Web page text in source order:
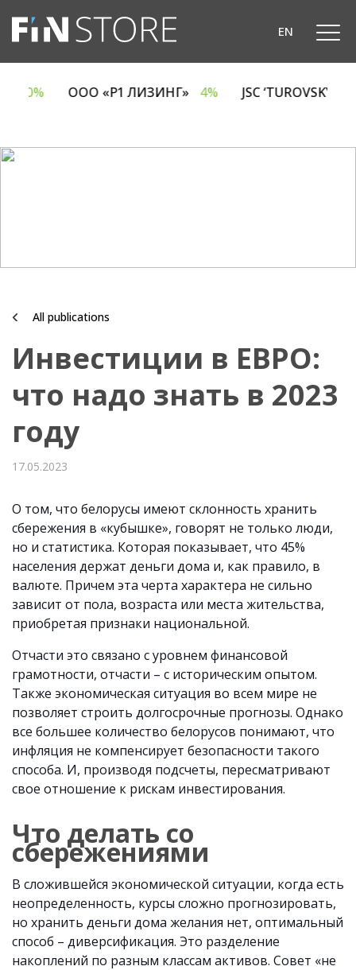
EN
6.70% ООО «Р1 ЛИЗИНГ» 4% JSC ‘TUROVSKY
All publications
Инвестиции в ЕВРО:
что надо знать в 2023
году
17.05.2023
О том, что белорусы имеют склонность хранить
сбережения в «кубышке», говорят не только люди,
но и статистика. Которая показывает, что 45%
населения держат деньги дома и, как правило, в
валюте. Причем эта черта характера не сильно
зависит от пола, возраста или места жительства,
приобретая признаки национальной.
Отчасти это связано с уровнем финансовой
грамотности, отчасти – с историческим опытом.
Также экономическая ситуация во всем мире не
позволяет строить долгосрочные прогнозы. Однако
все большее количество белорусов понимают, что
инфляция не компенсирует безопасности такого
способа. И, производя подсчеты, пересматривают
свое отношение к рискам инвестирования.
Что делать со
сбережениями
В сложившейся экономической ситуации, когда есть
неопределенность, курсы сложно прогнозировать,
но хранить деньги дома желания нет, оптимальный
способ – диверсификация. Это разделение
накоплений по разным классам активов. Совет «не